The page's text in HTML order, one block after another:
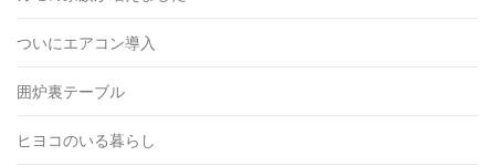
ついにエアコン導入
囲炉裏テーブル
ヒヨコのいる暮らし